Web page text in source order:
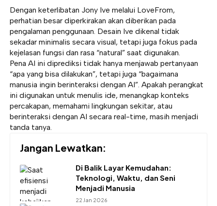
Dengan keterlibatan Jony Ive melalui LoveFrom,
perhatian besar diperkirakan akan diberikan pada
pengalaman penggunaan. Desain Ive dikenal tidak
sekadar minimalis secara visual, tetapi juga fokus pada
kejelasan fungsi dan rasa “natural” saat digunakan.
Pena AI ini diprediksi tidak hanya menjawab pertanyaan
“apa yang bisa dilakukan”, tetapi juga “bagaimana
manusia ingin berinteraksi dengan AI”. Apakah perangkat
ini digunakan untuk menulis ide, menangkap konteks
percakapan, memahami lingkungan sekitar, atau
berinteraksi dengan AI secara real-time, masih menjadi
tanda tanya.
Jangan Lewatkan:
Di Balik Layar Kemudahan:
Teknologi, Waktu, dan Seni
Menjadi Manusia
22 Jan 2026